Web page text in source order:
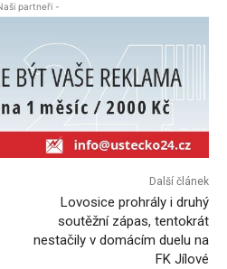
partneři -
Další článek
Lovosice prohrály i druhý
soutěžní zápas, tentokrát
nestačily v domácím duelu na
FK Jílové